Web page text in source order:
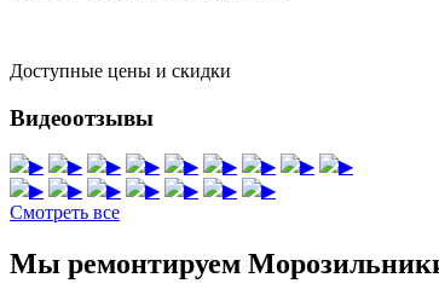
Доступные цены и скидки
Видеоотзывы
▶ ▶ ▶ ▶ ▶ ▶ ▶ ▶
▶
▶
▶ ▶ ▶ ▶ ▶
▶
Смотреть все
Мы ремонтируем